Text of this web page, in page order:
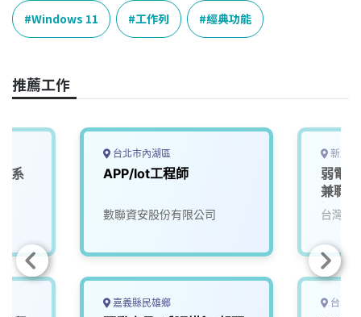
e
b
o
k
e
a
k
e
n
y
L
k
Windows 11 工作列 經典功能
推薦工作
系
台北市內湖區
APP/Iot工程師
數聯資安股份有限公司
嘉義縣民雄鄉
新北
弱電
兼職)
過6小
台灣寶
台中